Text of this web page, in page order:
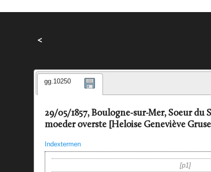
<
gg.10250
29/05/1857, Boulogne-sur-Mer, Soeur du
moeder overste [Heloise Geneviève
Indextermen
p1